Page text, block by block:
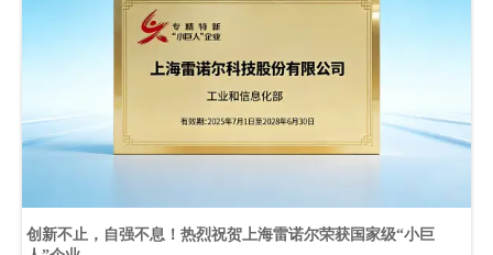
创新不止，自强不息！热烈祝贺上海雷诺尔荣获国家级“小巨